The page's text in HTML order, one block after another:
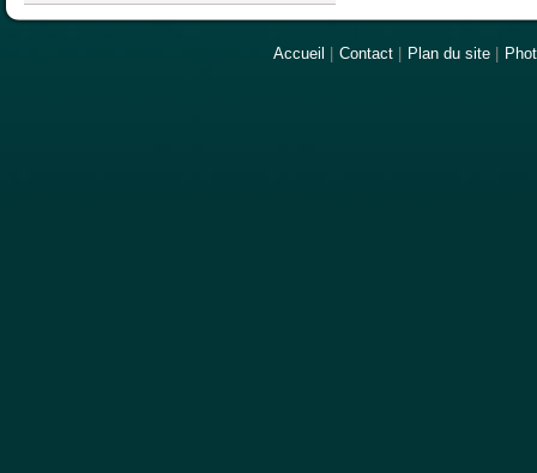
Accueil Contact Plan du site